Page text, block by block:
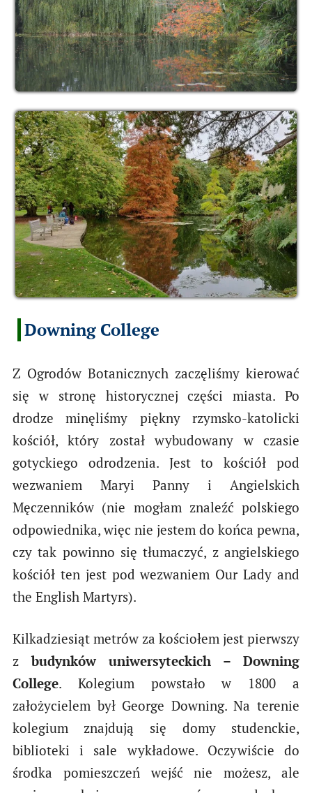
Downing College
Z Ogrodów Botanicznych zaczęliśmy kierować
się w stronę historycznej części miasta. Po
drodze minęliśmy piękny rzymsko-katolicki
kościół, który został wybudowany w czasie
gotyckiego odrodzenia. Jest to kościół pod
wezwaniem Maryi Panny i Angielskich
Męczenników (nie mogłam znaleźć polskiego
odpowiednika, więc nie jestem do końca pewna,
czy tak powinno się tłumaczyć, z angielskiego
kościół ten jest pod wezwaniem Our Lady and
the English Martyrs).
Kilkadziesiąt metrów za kościołem jest pierwszy
zbudynków uniwersyteckich – Downing
College. Kolegium powstało w 1800 a
założycielem był George Downing. Na terenie
kolegium znajdują się domy studenckie,
biblioteki i sale wykładowe. Oczywiście do
środka pomieszczeń wejść nie możesz, ale